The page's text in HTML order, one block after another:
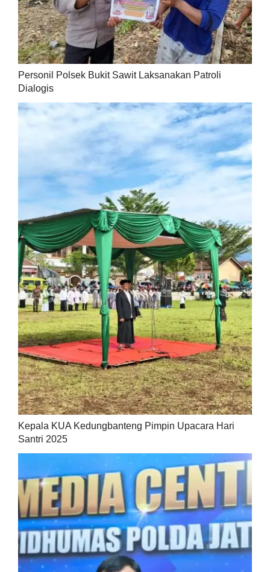
Personil Polsek Bukit Sawit Laksanakan Patroli
Dialogis
Kepala KUA Kedungbanteng Pimpin Upacara Hari
Santri 2025